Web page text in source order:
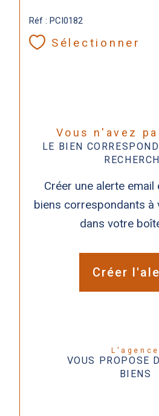
Réf : PCI0182
Sélectionner
Vous n'avez
LE BIEN
Créer une alerte email
biens correspondants à
dans votre
Créer
L'agence
VOUS PROPOSE
BIENS